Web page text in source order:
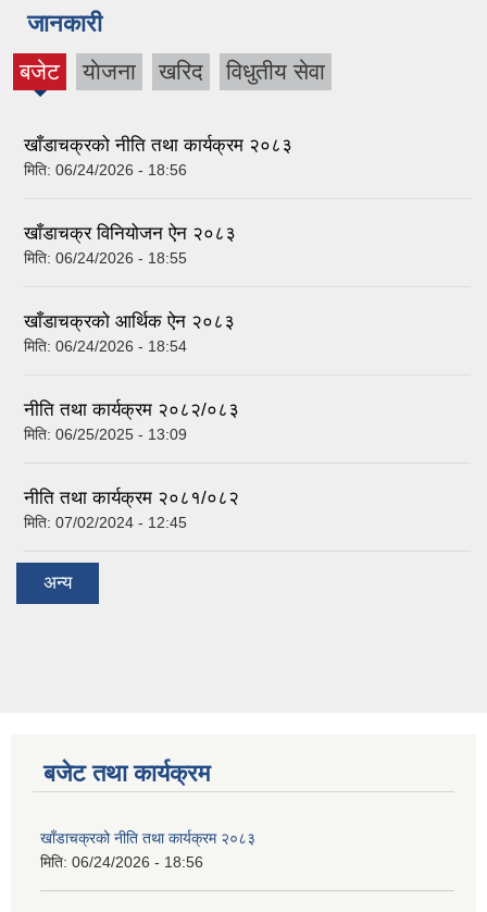
जानकारी
बजेट
(active
याेजना खरिद विधुतीय सेवा
खाँडाचक्रको नीति तथा कार्यक्रम २०८३
मिति: 06/24/2026 - 18:56
खाँडाचक्र विनियोजन ऐन २०८३
मिति: 06/24/2026 - 18:55
खाँडाचक्रको आर्थिक ऐन २०८३
मिति: 06/24/2026 - 18:54
नीति तथा कार्यक्रम २०८२/०८३
मिति: 06/25/2025 - 13:09
नीति तथा कार्यक्रम २०८१/०८२
मिति: 07/02/2024 - 12:45
अन्य
बजेट तथा कार्यक्रम
खाँडाचक्रको नीति तथा कार्यक्रम २०८३
मिति: 06/24/2026 - 18:56